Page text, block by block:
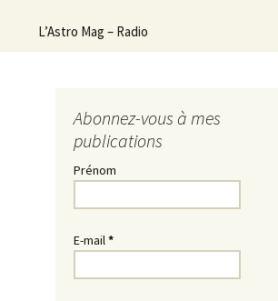
Initiation à l’ASTROLOGIE
Stage découverte
Formation en ligne
Astrologie
L’Astro Mag – Radio
Abonnez-vous à mes
publications
Prénom
E-mail*